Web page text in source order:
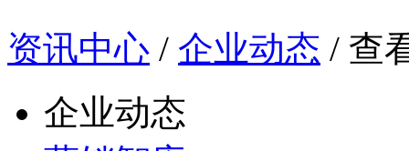
资讯中心 / 企业动态 / 查
企业动态